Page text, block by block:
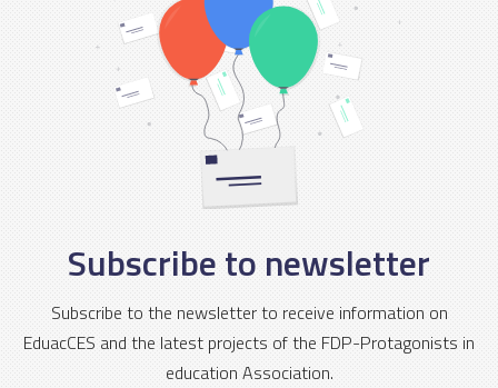
Subscribe to newsletter
Subscribe to the newsletter to receive information on
EduacCES and the latest projects of the FDP-Protagonists in
education Association.